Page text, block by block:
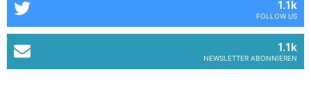
1.1k
FOLLOW US
1.1k
NEWSLETTER ABONNIEREN